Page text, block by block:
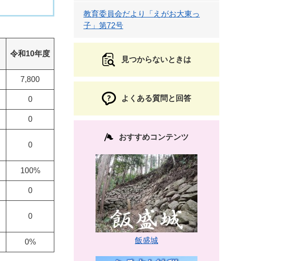
令和10年度
7,800
0
0
0
100%
0
0
0%
教育委員会だより「えがお大東っ
子」第72号
見つからないときは
よくある質問と回答
おすすめコンテンツ
飯盛城